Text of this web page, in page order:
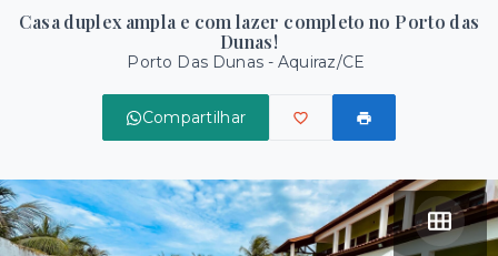
Casa duplex ampla e com lazer completo no Porto das
Dunas!
Porto Das Dunas - Aquiraz/CE
Compartilhar